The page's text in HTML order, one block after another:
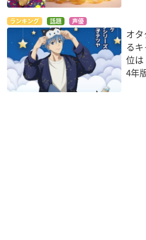
ランキング 話題 声優
オ
る
位
4年